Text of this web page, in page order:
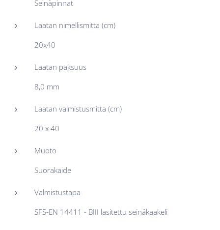
Seinäpinnat
Laatan nimellismitta (cm)
20x40
Laatan paksuus
8,0 mm
Laatan valmistusmitta (cm)
20 x 40
Muoto
Suorakaide
Valmistustapa
SFS-EN 14411 - BIII lasitettu seinäkaakeli